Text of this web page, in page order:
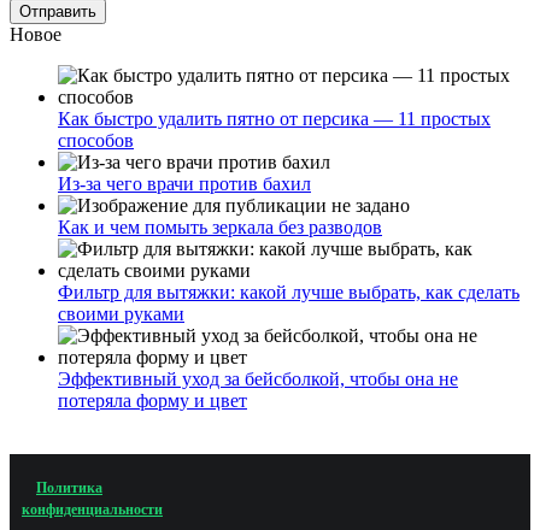
Новое
Как быстро удалить пятно от персика — 11 простых
способов
Из-за чего врачи против бахил
Как и чем помыть зеркала без разводов
Фильтр для вытяжки: какой лучше выбрать, как сделать
своими руками
Эффективный уход за бейсболкой, чтобы она не
потеряла форму и цвет
Политика
конфиденциальности